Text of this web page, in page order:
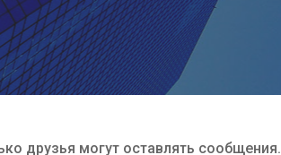
друзья могут оставлять сообщения.